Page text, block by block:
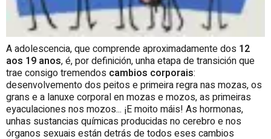
A adolescencia, que comprende aproximadamente dos 12
aos 19 anos, é, por definición, unha etapa de transición que
trae consigo tremendos cambios corporais:
desenvolvemento dos peitos e primeira regra nas mozas, os
grans e a lanuxe corporal en mozas e mozos, as primeiras
eyaculaciones nos mozos... ¡E moito máis! As hormonas,
unhas sustancias químicas producidas no cerebro e nos
órganos sexuais están detrás de todos eses cambios